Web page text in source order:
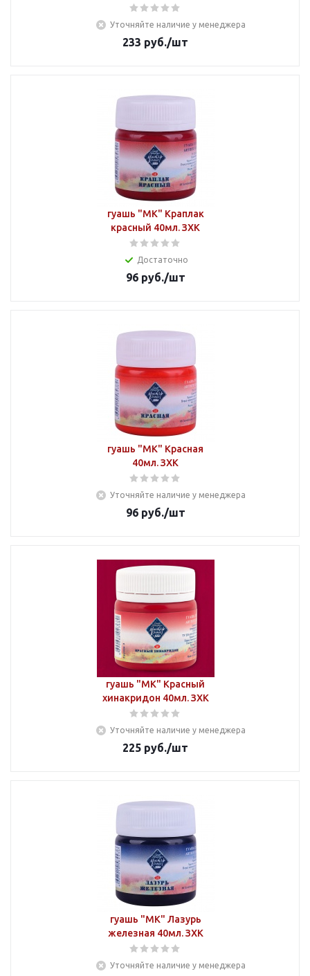
Уточняйте наличие у менеджера
233 руб./шт
гуашь "МК" Краплак
красный 40мл. ЗХК
Достаточно
96руб./шт
гуашь "МК" Красная
40мл. ЗХК
Уточняйте наличие у менеджера
96руб./шт
гуашь "МК" Красный
хинакридон 40мл. ЗХК
Уточняйте наличие у менеджера
225 руб./шт
гуашь "МК" Лазурь
железная 40мл. ЗХК
Уточняйте наличие у менеджера